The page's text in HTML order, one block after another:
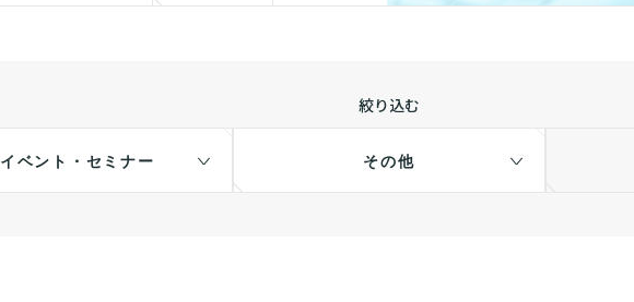
絞り込む
イベント・セミナー その他